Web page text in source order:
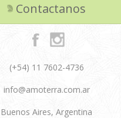
Contactanos
(+54) 11 7602-4736
info@amoterra.com.ar
Buenos Aires, Argentina